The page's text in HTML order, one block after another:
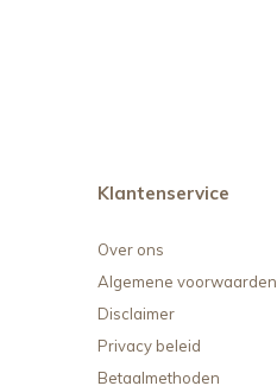
Klantenservice
Over ons
Algemene voorwaarden
Disclaimer
Privacy beleid
Betaalmethoden